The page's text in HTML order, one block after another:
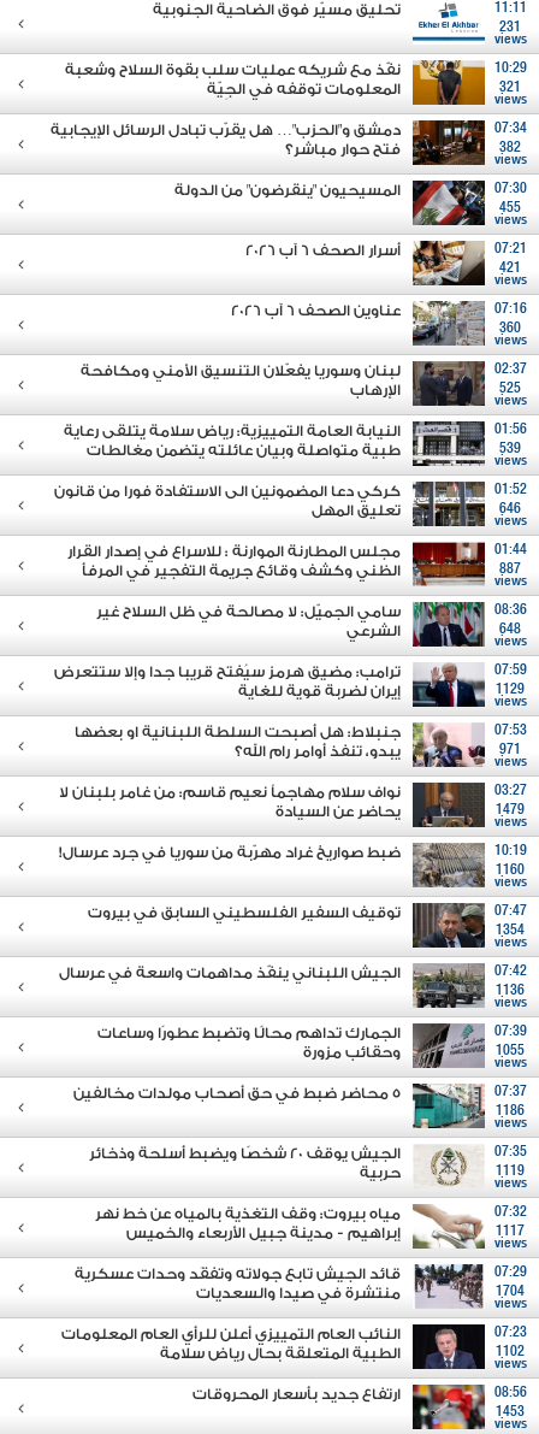
11:11
231
views
تحليق مسيّر فوق الضاحية الجنوبية
10:29
321
views
نفّذ مع شريكه عمليات سلب بقوة السلاح وشعبة
المعلومات توقفه في الجِيّة
07:34
382
views
دمشق و"الحزب"… هل يقرّب تبادل الرسائل الإيجابية
فتح حوار مباشر؟
07:30
455
views
المسيحيون "ينقرضون" من الدولة
07:21
421
views
أسرار الصحف 6 آب 2026
07:16
360
views
عناوين الصحف 6 آب 2026
02:37
525
views
لبنان وسوريا يفعّلان التنسيق الأمني ومكافحة
الإرهاب
01:56
539
views
النيابة العامة التمييزية: رياض سلامة يتلقى رعاية
طبية متواصلة وبيان عائلته يتضمن مغالطات
01:52
646
views
كركي دعا المضمونين الى الاستفادة فورا من قانون
تعليق المهل
01:44
887
views
مجلس المطارنة الموارنة : للاسراع في إصدار القرار
الظني وكشف وقائع جريمة التفجير في المرفأ
08:36
648
views
سامي الجميّل: لا مصالحة في ظل السلاح غير
الشرعي
07:59
1129
views
ترامب: مضيق هرمز سيُفتح قريبا جدا وإلا ستتعرض
إيران لضربة قوية للغاية
07:53
971
views
جنبلاط: هل أصبحت السلطة اللبنانية او بعضها
يبدو، تنفذ أوامر رام الله؟
03:27
1479
views
نواف سلام مهاجماً نعيم قاسم: من غامر بلبنان لا
يحاضر عن السيادة
10:19
1160
views
ضبط صواريخ غراد مهرّبة من سوريا في جرد عرسال!
07:47
1354
views
توقيف السفير الفلسطيني السابق في بيروت
07:42
1136
views
الجيش اللبناني ينفّذ مداهمات واسعة في عرسال
07:39
1055
views
الجمارك تداهم محالًا وتضبط عطورًا وساعات
وحقائب مزورة
07:37
1186
views
5 محاضر ضبط في حق أصحاب مولدات مخالفين
07:35
1119
views
الجيش يوقف 20 شخصًا ويضبط أسلحة وذخائر
حربية
07:32
1117
views
مياه بيروت: وقف التغذية بالمياه عن خط نهر
إبراهيم - مدينة جبيل الأربعاء والخميس
07:29
1704
views
قائد الجيش تابع جولاته وتفقَد وحدات عسكرية
منتشرة في صيدا والسعديات
07:23
1102
views
النائب العام التمييزي أعلن للرأي العام المعلومات
الطبية المتعلقة بحال رياض سلامة
08:56
1453
views
ارتفاع جديد بأسعار المحروقات